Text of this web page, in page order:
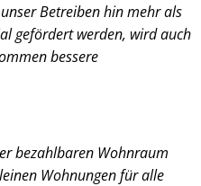
Betreiben hin mehr als
gefördert werden, wird auch
bessere
bezahlbaren Wohnraum
Wohnungen für alle